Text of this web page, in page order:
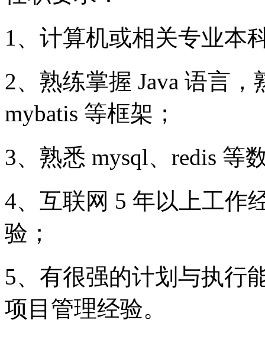
1、计算机或相关专业本
2、熟练掌握 Java 语言
mybatis 等框架；
3、熟悉 mysql、redis 等
4、互联网 5 年以上工作
验；
5、有很强的计划与执行
项目管理经验。